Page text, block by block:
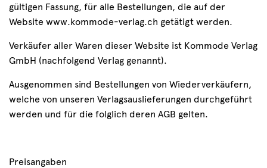
gültigen Fassung, für alle Bestellungen, die auf der
Website www.kommode-verlag.ch getätigt werden.
Verkäufer aller Waren dieser Website ist Kommode Verlag
GmbH (nachfolgend Verlag genannt).
Ausgenommen sind Bestellungen von Wiederverkäufern,
welche von unseren Verlagsauslieferungen durchgeführt
werden und für die folglich deren AGB gelten.
Preisangaben